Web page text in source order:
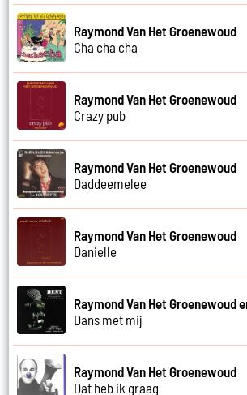
Raymond Van Het Groenewoud
Cha cha cha
Raymond Van Het Groenewoud
Crazy pub
Raymond Van Het Groenewoud
Daddeemelee
Raymond Van Het Groenewoud
Danielle
Raymond Van Het Groenewoud
Dans met mij
Raymond Van Het Groenewoud
Dat heb ik graag